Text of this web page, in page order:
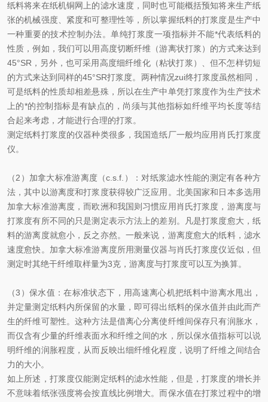
纸料将来在纸机铜网上的滤水速度，同时也可能概括预知将来生产纸
张的机械强度、紧度和可整理性等，所以掌握纸料的打浆度是生产中
一种重要的技术控制办法。单纯打浆度一项指标并不能*代表纸料的
性质，例如，我们可以用高度切断纤维（游离状打浆）的方式来达到
45°SR ，另外，也可采用高度细纤维化（粘状打浆）、但不怎样切短
的方式来达到同样的45°SR打浆度。两种情况zui终打浆度虽然相同，
可是纸料的性质却相差悬殊，所以在生产中单凭打浆度作为生产技术
上的*的控制指标是有缺点的，尚须与其他指标如纤维平均长度等结
合起来考虑，才能进行合理的打浆。
测定纸料打浆度的仪器种类很多，我国造纸厂一般均应用肖氏打浆度
仪。
（2 ） 加拿大标准游离度（c.s.f ）：对纸浆滤水性能的测定有各种方
法，其中以游离度和打浆度获得较广泛应用。北美国家和日本多选用
加拿大标准游离度，而欧洲和我国则习惯应用肖氏打浆度，游离度与
打浆度有所不同的只是测定表示方法上的差别。凡是打浆度愈大，纸
料的游离度就愈小，反之亦然。一般来说，游离度愈大的纸料，滤水
速度愈快。加拿大标准游离度所用测量仪器与肖氏打浆度仪近似，但
测定时其绝干纤维取样量为3克，游离度与打浆度可以互为换算。
（3 ）保水值 ：在标准状态下，用高速离心机把纸料中游离水甩出，
并定量测定纸料内所保留的水量，即可得出纸料的保水值并由此而产
生的纤维可塑性。这种方法是借离心分离使纤维间保存只有润胀水，
而仅含有少量的纤维表面水和纤维之间的水，所以保水值指标可以说
明纤维的润胀程度，从而反映出细纤维化程度，说明了纤维之间结合
力的大小。
如上所述，打浆度仅能测定纸料的滤水性能，但是，打浆度的增长并
不意味着纸张强度将会按直线比例增大。而保水值在打浆过程中的增